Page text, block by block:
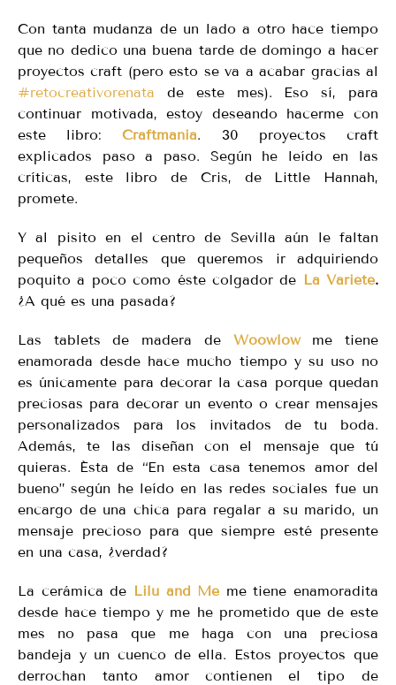
Con tanta mudanza de un lado a otro hace tiempo
que no dedico una buena tarde de domingo a hacer
proyectos craft (pero esto se va a acabar gracias al
#retocreativorenata de este mes). Eso sí, para
continuar motivada, estoy deseando hacerme con
este libro:Craftmania. 30 proyectos craft
explicados paso a paso. Según he leído en las
críticas, este libro de Cris, de Little Hannah,
promete.
Y al pisito en el centro de Sevilla aún le faltan
pequeños detalles que queremos ir adquiriendo
poquito a poco como éste colgador de La Variété.
¿A qué es una pasada?
Las tablets de madera de Woowlowme tiene
enamorada desde hace mucho tiempo y su uso no
es únicamente para decorar la casa porque quedan
preciosas para decorar un evento o crear mensajes
personalizados para los invitados de tu boda.
Además, te las diseñan con el mensaje que tú
quieras. Ésta de “En esta casa tenemos amor del
bueno” según he leído en las redes sociales fue un
encargo de una chica para regalar a su marido, un
mensaje precioso para que siempre esté presente
en una casa, ¿verdad?
La cerámica de Lilu and Me me tiene enamoradita
desde hace tiempo y me he prometido que de este
mes no pasa que me haga con una preciosa
bandeja y un cuenco de ella. Estos proyectos que
derrochan tanto amor contienen el tipo de